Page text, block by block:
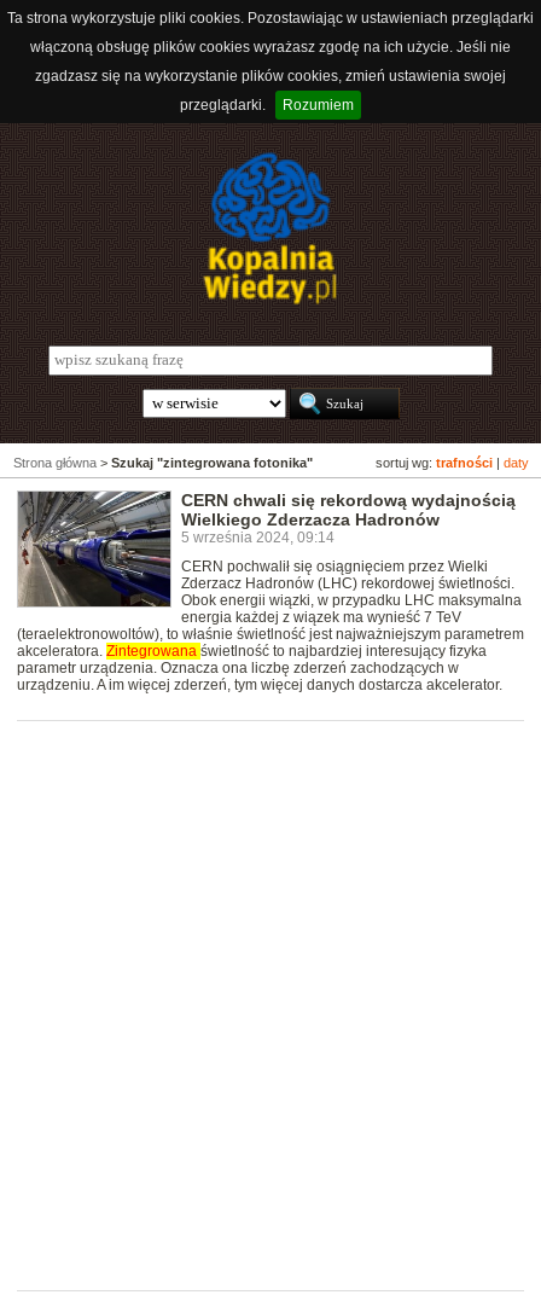
Ta strona wykorzystuje pliki cookies. Pozostawiając w ustawieniach przeglądarki
włączoną obsługę plików cookies wyrażasz zgodę na ich użycie. Jeśli nie
zgadzasz się na wykorzystanie plików cookies, zmień ustawienia swojej
przeglądarki.
Rozumiem
sortuj wg: trafności daty
Strona główna > Szukaj "zintegrowana fotonika"
CERN chwali się rekordową wydajnością
Wielkiego Zderzacza Hadronów
5 września 2024, 09:14
CERN pochwalił się osiągnięciem przez Wielki
Zderzacz Hadronów (LHC) rekordowej świetlności.
Obok energii wiązki, w przypadku LHC maksymalna
energia każdej z wiązek ma wynieść 7 TeV
(teraelektronowoltów), to właśnie świetlność jest najważniejszym parametrem
akceleratora. Zintegrowana świetlność to najbardziej interesujący fizyka
parametr urządzenia. Oznacza ona liczbę zderzeń zachodzących w
urządzeniu. A im więcej zderzeń, tym więcej danych dostarcza akcelerator.